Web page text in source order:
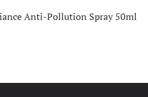
Anti-Pollution Spray 50ml